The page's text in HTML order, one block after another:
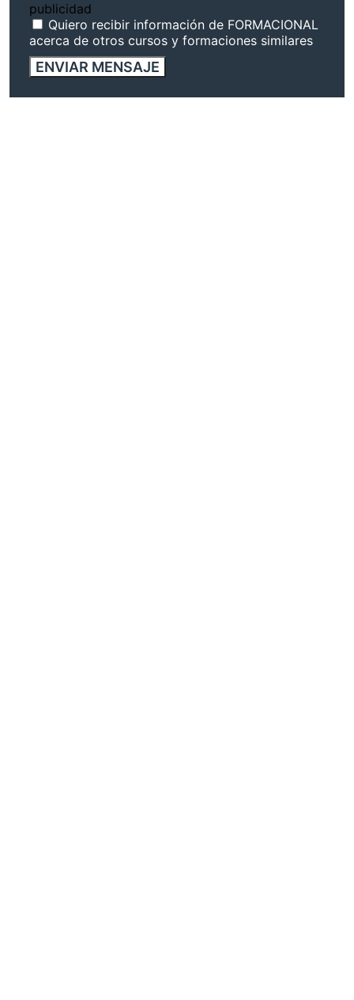
publicidad
Quiero recibir información de FORMACIONAL
acerca de otros cursos y formaciones similares
ENVIAR MENSAJE